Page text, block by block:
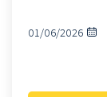
01/06/2026